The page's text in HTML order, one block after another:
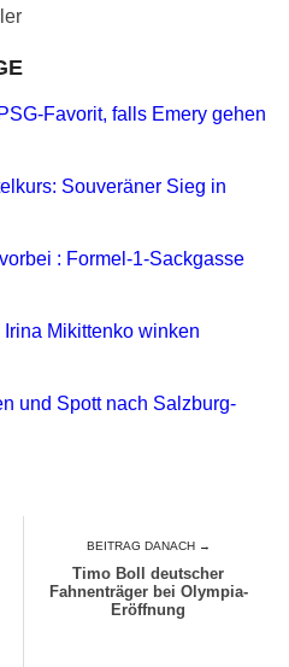
Favorit, falls Emery gehen
Souveräner Sieg in
: Formel-1-Sackgasse
Mikittenko winken
und Spott nach Salzburg-
BEITRAG DANACH →
Timo Boll deutscher
Fahnenträger bei Olympia-
Eröffnung